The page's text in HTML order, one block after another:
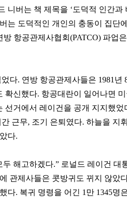
미래에셋그룹
월드빌리지
팬클럽 참여
서울특별시장
코오롱알앤에프빌라
팬클럽 참여
니버는 책 제목을 ‘도덕적 인간과
는 도덕적인 개인의 충동이 집단
방 항공관제사협회(PATCO) 파업
다. 연방 항공관제사들은 1981
확신했다. 항공대란이 일어나면
선거에서 레이건을 공개 지지했
근무, 조기 은퇴였다. 하늘을 지
다.
두 해고하겠다.” 로널드 레이건 대
관제사들은 콧방귀도 뀌지 않았
다. 복귀 명령을 어긴 1만 1345명